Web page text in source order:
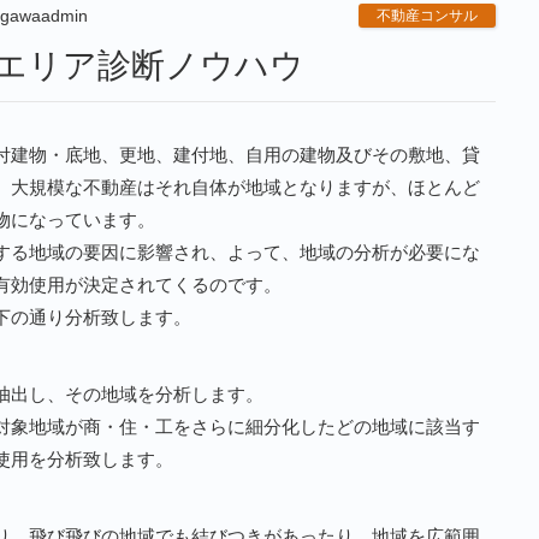
不動産コンサル
リア診断ノウハウ
物・底地、更地、建付地、自用の建物及びその敷地、貸
規模な不動産はそれ自体が地域となりますが、ほとんど
なっています。
地域の要因に影響され、よって、地域の分析が必要にな
使用が決定されてくるのです。
通り分析致します。
し、その地域を分析します。
地域が商・住・工をさらに細分化したどの地域に該当す
を分析致します。